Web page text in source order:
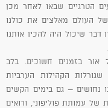
והאירועים הטרגיים שבאו לאחר מכן
העולם מאלצים את כולנו
דבר שיכול היה להכין אותנו
אור בזמנים חשוכים. בלב
הקהילות הערביות
נחושים – גם בימים הקשים
של עמותת פוליפוני, ורואים